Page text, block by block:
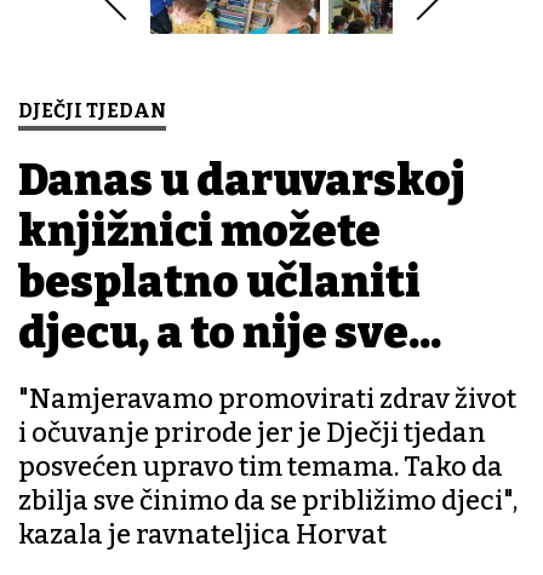
DJEČJI TJEDAN
Danas u daruvarskoj
knjižnici možete
besplatno učlaniti
djecu, a to nije sve...
"Namjeravamo promovirati zdrav život
i očuvanje prirode jer je Dječji tjedan
posvećen upravo tim temama. Tako da
zbilja sve činimo da se približimo djeci",
kazala je ravnateljica Horvat